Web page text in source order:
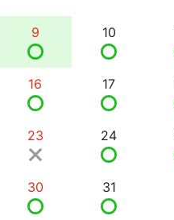
9 10
16 17
23 24
30 31